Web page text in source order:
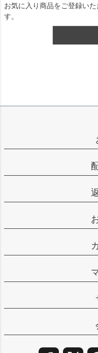
お気に入り商品をご登録い
す。